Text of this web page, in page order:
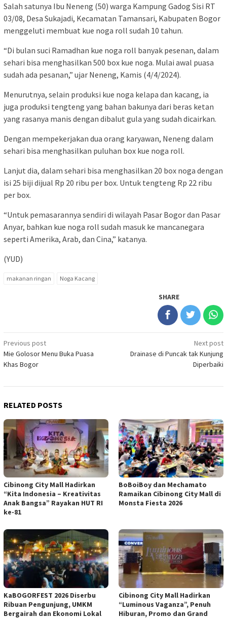
Salah satunya Ibu Neneng (50) warga Kampung Gadog Sisi RT
03/08, Desa Sukajadi, Kecamatan Tamansari, Kabupaten Bogor
menggeluti membuat kue noga roll sudah 10 tahun.
“Di bulan suci Ramadhan kue noga roll banyak pesenan, dalam
sehari bisa menghasilkan 500 box kue noga. Mulai awal puasa
sudah ada pesanan,” ujar Neneng, Kamis (4/4/2024).
Menurutnya, selain produksi kue noga kelapa dan kacang, ia
juga produksi tengteng yang bahan bakunya dari beras ketan
yang rasanya manis dengan dibalut gula yang sudah dicairkan.
Dengan mempekerjakan dua orang karyawan, Neneng dalam
sehari bisa menghasilkan puluhan box kue noga roll.
Lanjut dia, dalam sehari bisa menghasilkan 20 box noga dengan
isi 25 biji dijual Rp 20 ribu per box. Untuk tengteng Rp 22 ribu
per box.
“Untuk pemasarannya sendiri di wilayah Pasar Bogor dan Pasar
Anyar, bahkan kue noga roll sudah masuk ke mancanegara
seperti Amerika, Arab, dan Cina,” katanya.
(YUD)
makanan ringan Noga Kacang
SHARE
Post
navigation
Previous post
Mie Golosor Menu Buka Puasa
Khas Bogor
Next post
Drainase di Puncak tak Kunjung
Diperbaiki
RELATED POSTS
Cibinong City Mall Hadirkan
“Kita Indonesia – Kreativitas
Anak Bangsa” Rayakan HUT RI
ke-81
BoBoiBoy dan Mechamato
Ramaikan Cibinong City Mall di
Monsta Fiesta 2026
KaBOGORFEST 2026 Diserbu
Ribuan Pengunjung, UMKM
Bergairah dan Ekonomi Lokal
Cibinong City Mall Hadirkan
“Luminous Vaganza”, Penuh
Hiburan, Promo dan Grand